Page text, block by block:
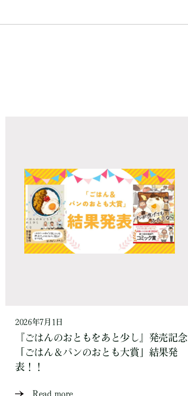
2026年7月1日
『ごはんのおともをあと少し』発売記念
「ごはん＆パンのおとも大賞」結果発
表！！
Read more